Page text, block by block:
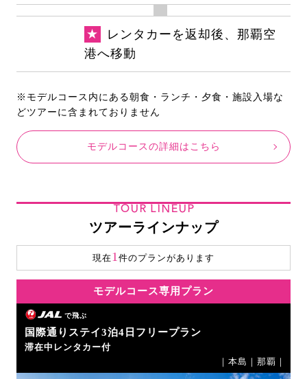
★
レンタカーを返却後、那覇空
港へ移動
※モデルコース内にある朝食・ランチ・夕食・施設入場な
どツアーに含まれておりません
モデルコースの詳細はこちら
TOUR LINEUP
ツアーラインナップ
現在1 件のプランがあります
モデルコース専用プラン
で飛ぶ
国際通りステイ3泊4日フリープラン
滞在中レンタカー付
｜本島｜那覇｜